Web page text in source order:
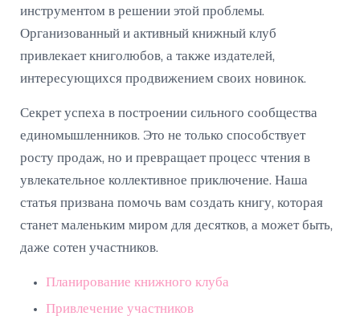
инструментом в решении этой проблемы.
Организованный и активный книжный клуб
привлекает книголюбов, а также издателей,
интересующихся продвижением своих новинок.
Секрет успеха в построении сильного сообщества
единомышленников. Это не только способствует
росту продаж, но и превращает процесс чтения в
увлекательное коллективное приключение. Наша
статья призвана помочь вам создать книгу, которая
станет маленьким миром для десятков, а может быть,
даже сотен участников.
Планирование книжного клуба
Привлечение участников